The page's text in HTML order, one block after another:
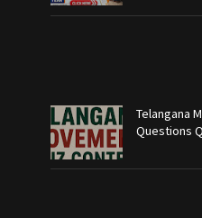
Telangana
Questions